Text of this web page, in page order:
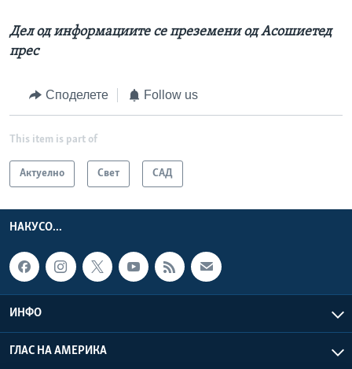
Дел од информациите се преземени од Асошиетед
прес
Споделете Follow us
This item is part of
Актуелно Свет САД
НАКУСО...
ИНФО
ГЛАС НА АМЕРИКА